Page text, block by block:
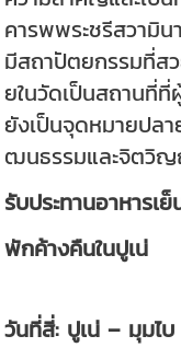
คารพพระชรีสวามิ
มีสถาปัตยกรรมที่ส
ยในวัดเป็นสถานที่
ยังเป็นจุดหมายปล
ฒนธรรมและจิตวิ
รับประทานอาหารเ
พักค้างคืนในปูเน่
วันที่สี่: ปูเน่ – มุมไ